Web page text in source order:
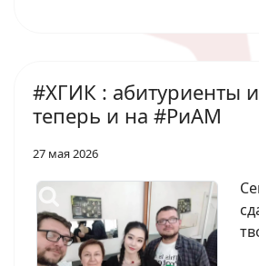
#ХГИК : абитуриенты
теперь и на #РиАМ
27 мая 2026